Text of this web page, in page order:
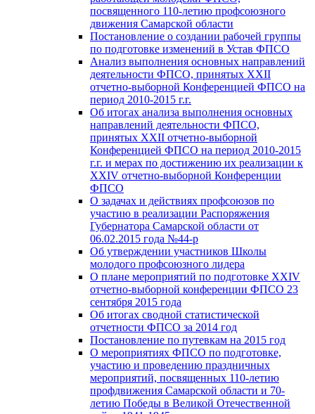
посвященного 110-летию профсоюзного
движения Самарской области
Постановление о создании рабочей группы
по подготовке изменений в Устав ФПСО
Анализ выполнения основных направлений
деятельности ФПСО, принятых XXII
отчетно-выборной Конференцией ФПСО на
период 2010-2015 г.г.
Об итогах анализа выполнения основных
направлений деятельности ФПСО,
принятых XXII отчетно-выборной
Конференцией ФПСО на период 2010-2015
г.г. и мерах по достижению их реализации к
XXIV отчетно-выборной Конференции
ФПСО
О задачах и действиях профсоюзов по
участию в реализации Распоряжения
Губернатора Самарской области от
06.02.2015 года №44-р
Об утверждении участников Школы
молодого профсоюзного лидера
О плане мероприятий по подготовке XXIV
отчетно-выборной конференции ФПСО 23
сентября 2015 года
Об итогах сводной статистической
отчетности ФПСО за 2014 год
Постановление по путевкам на 2015 год
О мероприятиях ФПСО по подготовке,
участию и проведению праздничных
мероприятий, посвященных 110-летию
профдвижения Самарской области и 70-
летию Победы в Великой Отечественной